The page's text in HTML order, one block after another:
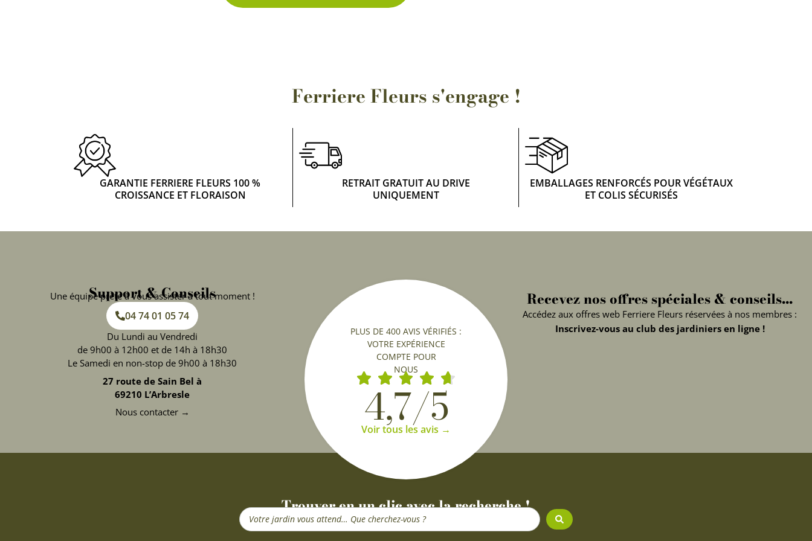
Rosiers à grosses fleurs
Ferriere Fleurs s'engage !
GARANTIE FERRIERE FLEURS 100 %
CROISSANCE ET FLORAISON
RETRAIT GRATUIT AU DRIVE
UNIQUEMENT
EMBALLAGES RENFORCÉS POUR VÉGÉTAUX
ET COLIS SÉCURISÉS
Support & Conseils
Une équipe prête à vous assister à tout moment !
04 74 01 05 74
Du Lundi au Vendredi
de 9h00 à 12h00 et de 14h à 18h30
Le Samedi en non-stop de 9h00 à 18h30
27 route de Sain Bel à
69210 L’Arbresle
Nous contacter →
PLUS DE 400 AVIS VÉRIFIÉS :
VOTRE EXPÉRIENCE
COMPTE POUR
NOUS
4,7/5
Voir tous les avis →
Recevez nos offres spéciales & conseils...
Accédez aux offres web Ferriere Fleurs réservées à nos membres :
Inscrivez-vous au club des jardiniers en ligne !
Trouver en un clic avec la recherche !
Search
...